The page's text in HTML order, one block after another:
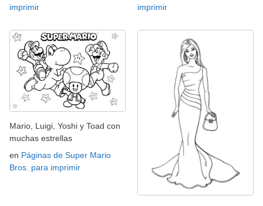
imprimir
imprimir
Mario, Luigi, Yoshi y Toad con
muchas estrellas
en Páginas de Super Mario
Bros. para imprimir